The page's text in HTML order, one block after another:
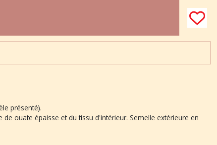
présenté).
ouate épaisse et du tissu d'intérieur. Semelle extérieure en